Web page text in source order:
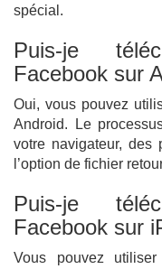
spécial.
Puis-je
Facebook sur
Oui, vous pouvez
Android. Le
votre navigateur, des
l’option de fichier
Puis-je
Facebook sur
Vous pouvez